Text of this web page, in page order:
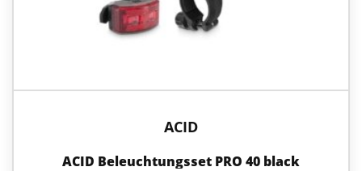
ACID
ACID Beleuchtungsset PRO 40 black